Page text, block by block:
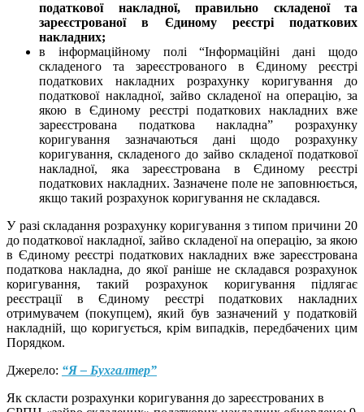
податкової накладної, правильно складеної та
зареєстрованої в Єдиному реєстрі податкових
накладних;
в інформаційному полі “Інформаційні дані щодо
складеного та зареєстрованого в Єдиному реєстрі
податкових накладних розрахунку коригування до
податкової накладної, зайво складеної на операцію, за
якою в Єдиному реєстрі податкових накладних вже
зареєстрована податкова накладна” розрахунку
коригування зазначаються дані щодо розрахунку
коригування, складеного до зайво складеної податкової
накладної, яка зареєстрована в Єдиному реєстрі
податкових накладних. Зазначене поле не заповнюється,
якщо такий розрахунок коригування не складався.
У разі складання розрахунку коригування з типом причини 20
до податкової накладної, зайво складеної на операцію, за якою
в Єдиному реєстрі податкових накладних вже зареєстрована
податкова накладна, до якої раніше не складався розрахунок
коригування, такий розрахунок коригування підлягає
реєстрації в Єдиному реєстрі податкових накладних
отримувачем (покупцем), який був зазначений у податковій
накладній, що коригується, крім випадків, передбачених цим
Порядком.
Джерело: “Я – Бухгалтер”
Як скласти розрахунки коригування до зареєстрованих в